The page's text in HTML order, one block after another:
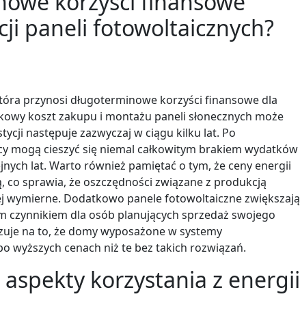
paneli fotowoltaicznych?
przynosi długoterminowe korzyści finansowe dla
koszt zakupu i montażu paneli słonecznych może
następuje zazwyczaj w ciągu kilku lat. Po
mogą cieszyć się niemal całkowitym brakiem wydatków
lat. Warto również pamiętać o tym, że ceny energii
sprawia, że oszczędności związane z produkcją
wymierne. Dodatkowo panele fotowoltaiczne zwiększają
dla osób planujących sprzedaż swojego
na to, że domy wyposażone w systemy
wyższych cenach niż te bez takich rozwiązań.
aspekty korzystania z energii